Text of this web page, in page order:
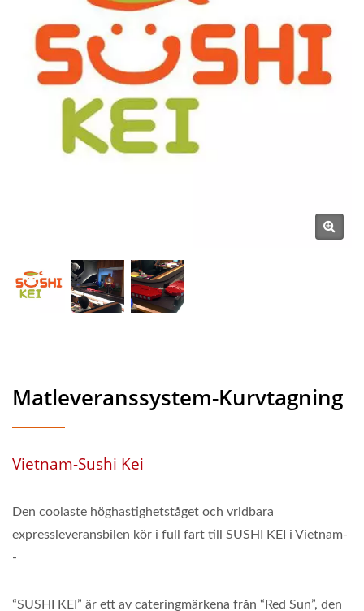
Hong Chiang
Matleveranssystem-Kurvtagning
Vietnam-Sushi Kei
Den coolaste höghastighetståget och vridbara
expressleveransbilen kör i full fart till SUSHI KEI i Vietnam-
-
“SUSHI KEI” är ett av cateringmärkena från “Red Sun”, den